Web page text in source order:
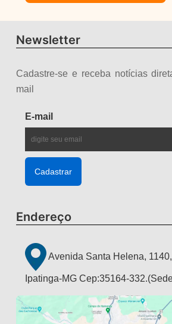
Newsletter
Cadastre-se e receba notícias
mail
E-mail
Endereço
Avenida Santa Helena,
Ipatinga-MG Cep:35164-